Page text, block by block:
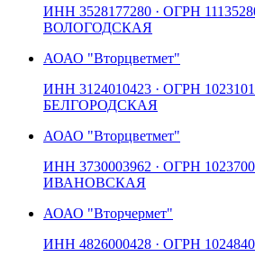
ИНН 3528177280 · ОГРН
ВОЛОГОДСКАЯ
АОАО "Вторцветмет"
ИНН 3124010423 · ОГРН
БЕЛГОРОДСКАЯ
АОАО "Вторцветмет"
ИНН 3730003962 · ОГРН
ИВАНОВСКАЯ
АОАО "Вторчермет"
ИНН 4826000428 · ОГРН